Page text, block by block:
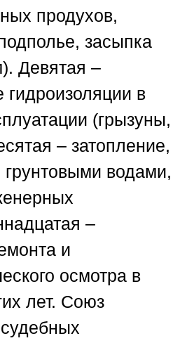
продухов,
засыпка
Девятая –
в
(грызуны,
– затопление,
грунтовыми водами,
–
и
осмотра в
лет. Союз